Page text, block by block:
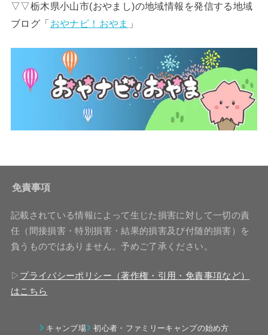
▽▽栃木県小山市(おやまし)の地域情報を発信する地域
ブログ「おやナビ！おやま 」
免責事項
記載されている情報によって生じた損害に対して一切の責
任（間接損害・特別損害・結果的損害及び付随的損害）を
負うものではありません。予めご了承ください。
▷ プライバシーポリシー（著作権・引用・免責事項など）
はこちら
キャンプ場 初心者・ファミリーキャンプの始め方